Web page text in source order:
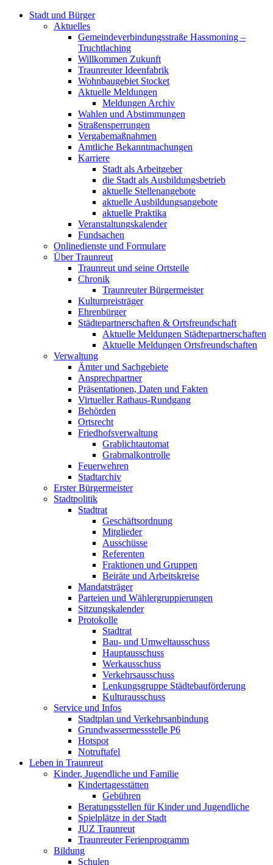
Stadt und Bürger
Aktuelles
Gemeindeverbindungsstraße Hassmoning –
Truchtlaching
Willkommen Zukunft
Traunreuter Ideenfabrik
Wohnbaugebiet Stocket
Aktuelle Meldungen
Meldungen Archiv
Wahlen und Abstimmungen
Straßensperrungen
Vergabemaßnahmen
Amtliche Bekanntmachungen
Karriere
Stadt als Arbeitgeber
die Stadt als Ausbildungsbetrieb
aktuelle Stellenangebote
aktuelle Ausbildungsangebote
aktuelle Praktika
Veranstaltungskalender
Fundsachen
Onlinedienste und Formulare
Über Traunreut
Traunreut und seine Ortsteile
Chronik
Traunreuter Bürgermeister
Kulturpreisträger
Ehrenbürger
Städtepartnerschaften & Ortsfreundschaft
Aktuelle Meldungen Städtepartnerschaften
Aktuelle Meldungen Ortsfreundschaften
Verwaltung
Ämter und Sachgebiete
Ansprechpartner
Präsentationen, Daten und Fakten
Virtueller Rathaus-Rundgang
Behörden
Ortsrecht
Friedhofsverwaltung
Grablichtautomat
Grabmalkontrolle
Feuerwehren
Stadtarchiv
Erster Bürgermeister
Stadtpolitik
Stadtrat
Geschäftsordnung
Mitglieder
Ausschüsse
Referenten
Fraktionen und Gruppen
Beiräte und Arbeitskreise
Mandatsträger
Parteien und Wählergruppierungen
Sitzungskalender
Protokolle
Stadtrat
Bau- und Umweltausschuss
Hauptausschuss
Werkausschuss
Verkehrsausschuss
Lenkungsgruppe Städtebauförderung
Kulturausschuss
Service und Infos
Stadtplan und Verkehrsanbindung
Grundwassermessstelle P6
Hotspot
Notruftafel
Leben in Traunreut
Kinder, Jugendliche und Familie
Kindertagesstätten
Gebühren
Beratungsstellen für Kinder und Jugendliche
Spielplätze in der Stadt
JUZ Traunreut
Traunreuter Ferienprogramm
Bildung
Schulen